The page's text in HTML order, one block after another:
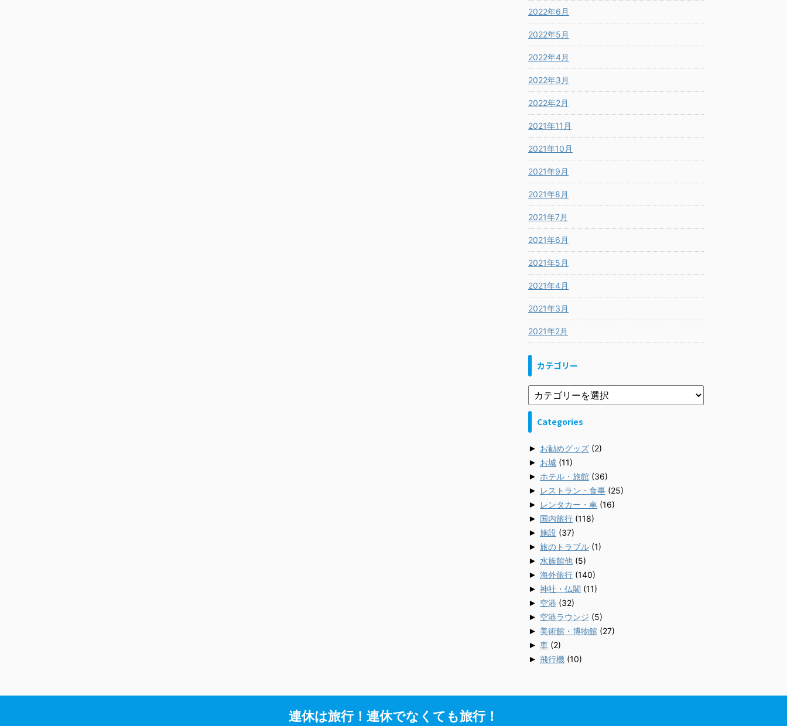
2022年6月
2022年5月
2022年4月
2022年3月
2022年2月
2021年11月
2021年10月
2021年9月
2021年8月
2021年7月
2021年6月
2021年5月
2021年4月
2021年3月
2021年2月
カテゴリー
Categories
► お勧めグッズ (2)
► お城 (11)
► ホテル・旅館 (36)
► レストラン・食事 (25)
► レンタカー・車 (16)
► 国内旅行 (118)
► 施設 (37)
► 旅のトラブル (1)
► 水族館他 (5)
► 海外旅行 (140)
► 神社・仏閣 (11)
► 空港 (32)
► 空港ラウンジ (5)
► 美術館・博物館 (27)
► 車 (2)
► 飛行機 (10)
連休は旅行！連休でなくても旅行！